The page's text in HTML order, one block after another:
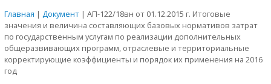
Главная | Документ | АП-122/18вн от 01.12.2015 г. Итоговые
значения и величина составляющих базовых нормативов затрат
по государственным услугам по реализации дополнительных
общеразвивающих программ, отраслевые и территориальные
корректирующие коэффициенты и порядок их применения на 2016
год